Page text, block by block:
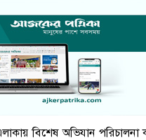
বিশেষ অভিযান পরিচালনা